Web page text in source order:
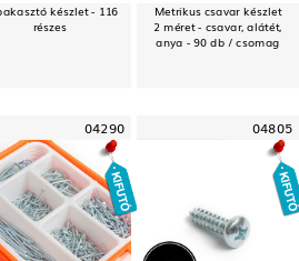
készlet - 116
részes
Metrikus csavar készlet
2 méret - csavar, alátét,
anya - 90 db / csomag
04290 04805